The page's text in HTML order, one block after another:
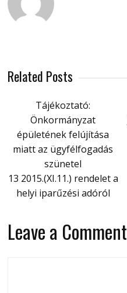
Related Posts
Tájékoztató:
Önkormányzat
épületének felújítása
miatt az ügyfélfogadás
szünetel
13 2015.(XI.11.) rendelet a
helyi iparűzési adóról
Leave a Comment